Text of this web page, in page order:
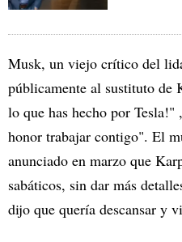
Musk, un viejo crítico del
públicamente al sustituto de
lo que has hecho por
honor trabajar contigo". El
anunciado en marzo que
sabáticos, sin dar más
dijo que quería descansar y